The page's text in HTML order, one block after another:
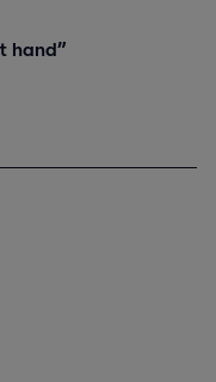
hand”